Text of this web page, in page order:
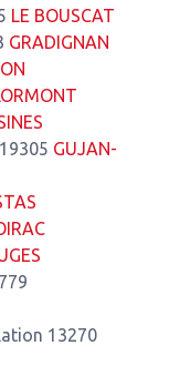
LE BOUSCAT
GRADIGNAN
GUJAN-
13270